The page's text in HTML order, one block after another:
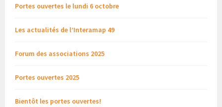
Portes ouvertes le lundi 6 octobre
Les actualités de l’Interamap 49
Forum des associations 2025
Portes ouvertes 2025
Bientôt les portes ouvertes!